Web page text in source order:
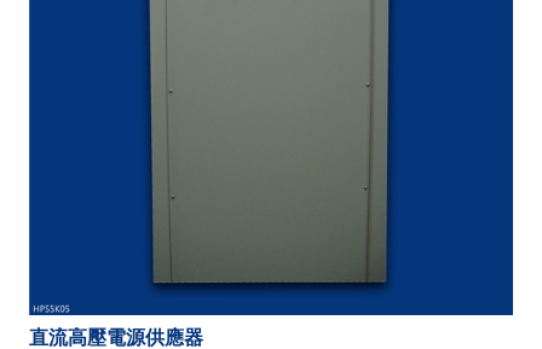
直流高壓電源供應器